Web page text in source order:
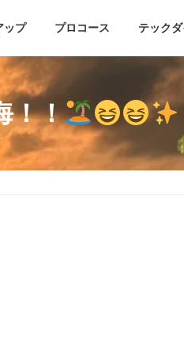
ップ プロコース テック
！！